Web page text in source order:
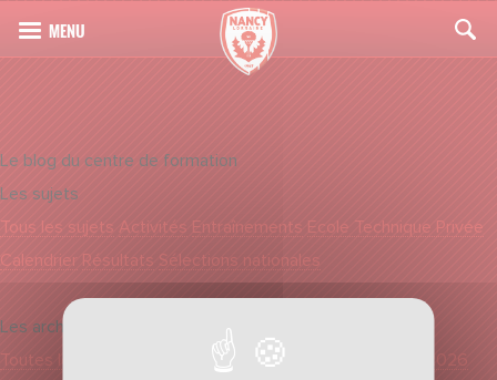
Le blog du centre de formation
Les sujets
Tous les sujets Activités Entraînements Ecole Technique Privée
Calendrier Résultats Sélections nationales
Les archives
Toutes les dates
Août 2026 Juillet 2026
Mai 2026